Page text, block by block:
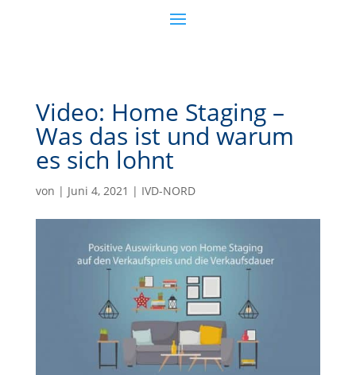
Video: Home Staging –
Was das ist und warum
es sich lohnt
von | Juni 4, 2021 | IVD-NORD